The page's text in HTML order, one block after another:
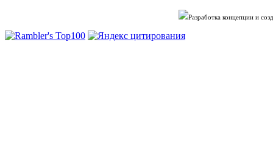
Разработка концепции и